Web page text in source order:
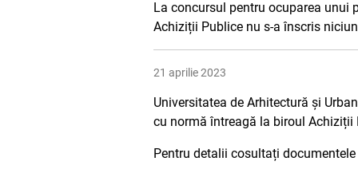
La concursul pentru ocuparea unui
Achiziții Publice nu s-a înscris
21 aprilie 2023
Universitatea de Arhitectură și
cu normă întreagă la biroul Achiziții
Pentru detalii cosultați